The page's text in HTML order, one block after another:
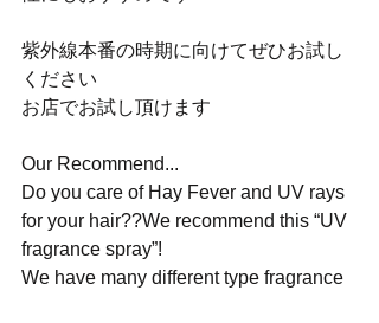
紫外線本番の時期に向けてぜひお試し
ください
お店でお試し頂けます
Our Recommend...
Do you care of Hay Fever and UV rays
for your hair??We recommend this “UV
fragrance spray”!
We have many different type fragrance